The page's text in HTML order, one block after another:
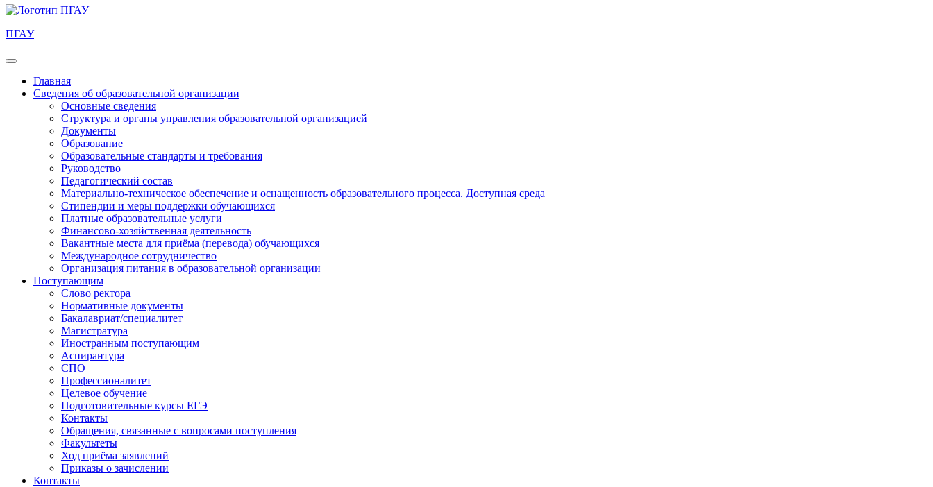
ПГАУ
Главная
Сведения об образовательной организации
Основные сведения
Структура и органы управления образовательной организацией
Документы
Образование
Образовательные стандарты и требования
Руководство
Педагогический состав
Материально-техническое обеспечение и оснащенность образовательного процесса. Доступная среда
Стипендии и меры поддержки обучающихся
Платные образовательные услуги
Финансово-хозяйственная деятельность
Вакантные места для приёма (перевода) обучающихся
Международное сотрудничество
Организация питания в образовательной организации
Поступающим
Слово ректора
Нормативные документы
Бакалавриат/специалитет
Магистратура
Иностранным поступающим
Аспирантура
СПО
Профессионалитет
Целевое обучение
Подготовительные курсы ЕГЭ
Контакты
Обращения, связанные с вопросами поступления
Факультеты
Ход приёма заявлений
Приказы о зачислении
Контакты